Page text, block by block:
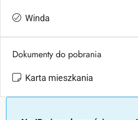
Winda
Dokumenty do pobrania
Karta mieszkania